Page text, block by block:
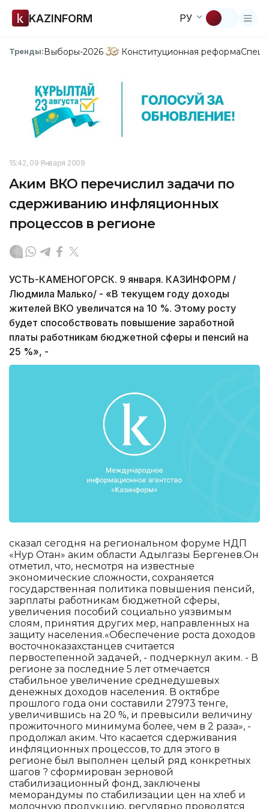
KAZINFORM РУ
Тренды:Выборы-2026 Конституционная реформа
15:42, 09 Января 2009
Аким ВКО перечислил задачи по
сдерживанию инфляционных
процессов в регионе
УСТЬ-КАМЕНОГОРСК. 9 января. КАЗИНФОРМ /
Людмила Малько/ - «В текущем году доходы
жителей ВКО увеличатся на 10 %. Этому росту
будет способствовать повышение заработной
платы работникам бюджетной сферы и пенсий на
25 %», -
сказал сегодня на региональном форуме НДП
«Нур Отан» аким области Адылгазы Бергенев.Он
отметил, что, несмотря на известные
экономические сложности, сохраняется
государственная политика повышения пенсий,
зарплаты работникам бюджетной сферы,
увеличения пособий социально уязвимым
слоям, принятия других мер, направленных на
защиту населения.«Обеспечение роста доходов
восточноказахстанцев считается
первостепенной задачей, - подчеркнул аким. - В
регионе за последние 5 лет отмечается
стабильное увеличение среднедушевых
денежных доходов населения. В октябре
прошлого года они составили 27973 тенге,
увеличившись на 20 %, и превысили величину
прожиточного минимума более, чем в 2 раза», -
продолжал аким. Что касается сдерживания
инфляционных процессов, то для этого в
регионе был выполнен целый ряд конкретных
шагов ? сформирован зерновой
стабилизационный фонд, заключены
меморандумы по стабилизации цен на хлеб и
молочную продукцию, регулярно проводятся